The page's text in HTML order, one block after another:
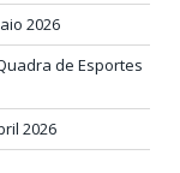
2026
de Esportes
2026